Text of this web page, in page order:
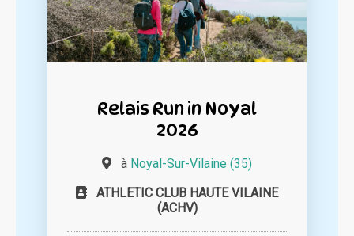
Relais Run in Noyal
2026
à Noyal-Sur-Vilaine (35)
ATHLETIC CLUB HAUTE VILAINE
(ACHV)